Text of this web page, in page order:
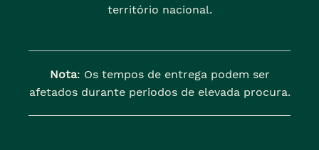
território nacional.
Nota: Os tempos de entrega podem ser
afetados durante periodos de elevada procura.